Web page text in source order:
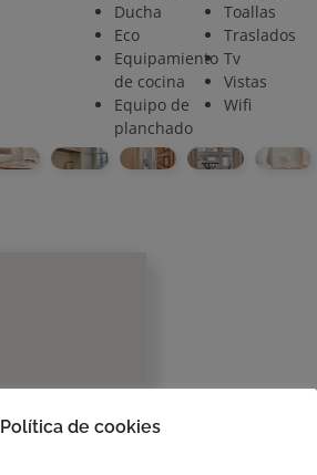
Ducha
Eco
Equipamiento
de cocina
Equipo de
planchado
Toallas
Traslados
Tv
Vistas
Wifi
Política de cookies